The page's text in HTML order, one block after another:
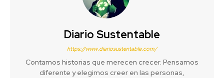
Diario Sustentable
https://www.diariosustentable.com/
Contamos historias que merecen crecer. Pensamos
diferente y elegimos creer en las personas,